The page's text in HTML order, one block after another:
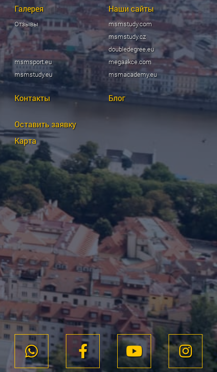
Галерея
Отзывы
Наши сайты
msmstudy.com
msmstudy.cz
doubledegree.eu
msmsport.eu
msmstudy.eu
megaakce.com
msmacademy.eu
Контакты Блог
Оставить заявку
Карта